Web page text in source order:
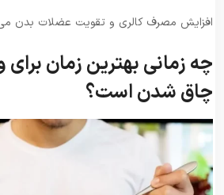
افزایش مصرف کالری و تقویت عضلات بدن
چه زمانی بهترین زمان
چاق شدن است؟